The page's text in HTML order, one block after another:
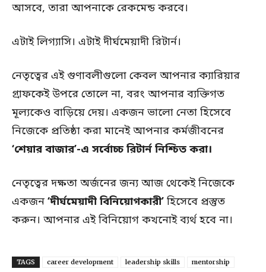
আসবে, তারা আপনাকে রেকমেন্ড করবে।
এটাই লিগ্যাসি। এটাই দীর্ঘমেয়াদী রিটার্ন।
নেতৃত্বের এই গুণাবলীগুলো কেবল আপনার ক্যারিয়ার
গ্রাফকেই উপরে তোলে না, বরং আপনার ব্যক্তিগত
মূল্যকেও বাড়িয়ে দেয়। একজন ভালো নেতা হিসেবে
নিজেকে প্রতিষ্ঠা করা মানেই আপনার কর্মজীবনের
‘শেয়ার বাজার’-এ সর্বোচ্চ রিটার্ন নিশ্চিত করা।
নেতৃত্বের দক্ষতা অর্জনের জন্য আজ থেকেই নিজেকে
একজন ‘দীর্ঘমেয়াদী বিনিয়োগকারী’ হিসেবে প্রস্তুত
করুন। আপনার এই বিনিয়োগ কখনোই ব্যর্থ হবে না।
TAGS career development leadership skills
mentorship